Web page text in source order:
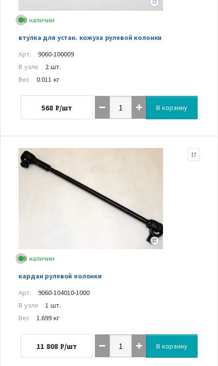
В наличии
втулка для устан. кожуха рулевой колонки
Арт.
9060-100009
В узле
2 шт.
Вес
0.011 кг
568 ₽/шт В корзину
В наличии
кардан рулевой колонки
17
Арт.
9060-104010-1000
В узле
1 шт.
Вес
1.699 кг
11 808 ₽/шт В корзину